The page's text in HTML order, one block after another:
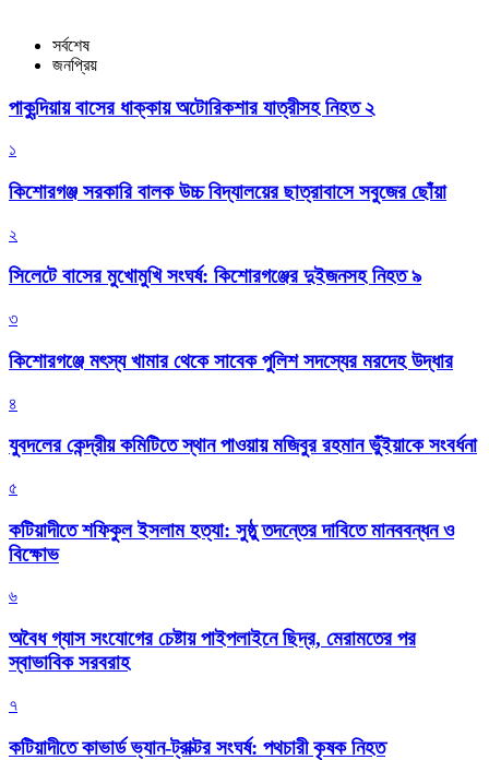
সর্বশেষ
জনপ্রিয়
পাকুন্দিয়ায় বাসের ধাক্কায় অটোরিকশার যাত্রীসহ নিহত ২
১
কিশোরগঞ্জ সরকারি বালক উচ্চ বিদ্যালয়ের ছাত্রাবাসে সবুজের ছোঁয়া
২
সিলেটে বাসের মুখোমুখি সংঘর্ষ: কিশোরগঞ্জের দুইজনসহ নিহত ৯
৩
কিশোরগঞ্জে মৎস্য খামার থেকে সাবেক পুলিশ সদস্যের মরদেহ উদ্ধার
৪
যুবদলের কেন্দ্রীয় কমিটিতে স্থান পাওয়ায় মজিবুর রহমান ভুঁইয়াকে সংবর্ধনা
৫
কটিয়াদীতে শফিকুল ইসলাম হত্যা: সুষ্ঠু তদন্তের দাবিতে মানববন্ধন ও
বিক্ষোভ
৬
অবৈধ গ্যাস সংযোগের চেষ্টায় পাইপলাইনে ছিদ্র, মেরামতের পর
স্বাভাবিক সরবরাহ
৭
কটিয়াদীতে কাভার্ড ভ্যান-ট্রাক্টর সংঘর্ষ: পথচারী কৃষক নিহত